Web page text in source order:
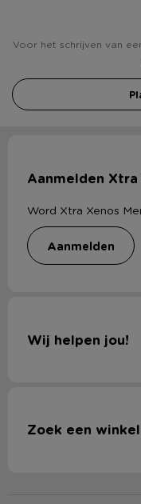
Voor het schrijven van
Aanmelden Xtra
Word Xtra Xenos
aanmelden
Wij helpen jou!
Zoek een